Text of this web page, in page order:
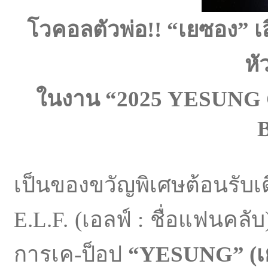
โวคอลตัวพ่อ!! “เยซอง”
หั
ในงาน “2025 YESUNG
เป็นของขวัญพิเศษต้อนรับ
E.L.F. (เอลฟ์ : ชื่อแฟนคลั
การเค-ป็อป “YESUNG” (